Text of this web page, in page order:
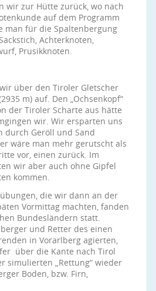
wir zur Hütte zurück, wo nach
auf dem Programm
man für die Spaltenbergung
Achterknoten,
Prusikknoten.
über den Tiroler Gletscher
m) auf. Den „Ochsenkopf“
der Tiroler Scharte aus hätte
wir. Wir ersparten uns
durch Geröll und Sand
wäre man mehr gerutscht als
vor, einen zurück. Im
wir aber auch ohne Gipfel
kommen.
die wir dann an der
Vormittag machten, fanden
Bundesländern statt.
und Retter des einen
in Vorarlberg agierten,
über die Kante nach Tirol
simulierten „Rettung“ wieder
Boden, bzw. Firn,